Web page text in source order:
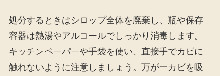
処分するときはシロップ全体を廃棄し、瓶や保存
容器は熱湯やアルコールでしっかり消毒します。
キッチンペーパーや手袋を使い、直接手でカビに
触れないように注意しましょう。万が一カビを吸